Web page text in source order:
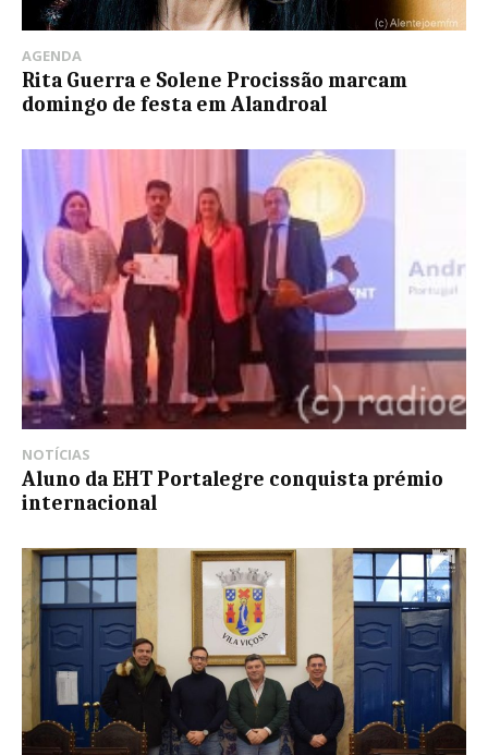
AGENDA
Rita Guerra e Solene Procissão marcam
domingo de festa em Alandroal
NOTÍCIAS
Aluno da EHT Portalegre conquista prémio
internacional